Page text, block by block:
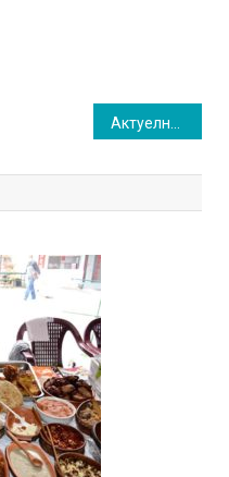
Актуелна тема: Јагода је права ризница здравља, али је битна и њена здравствена исправност